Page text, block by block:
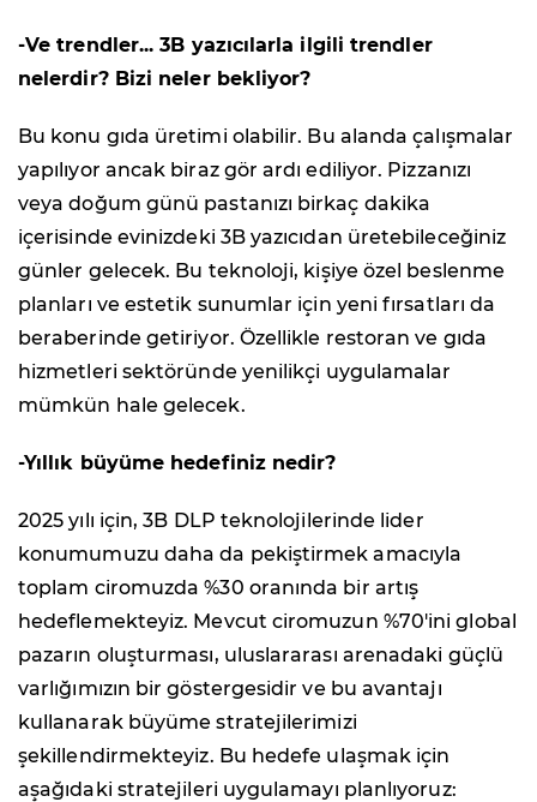
-Ve trendler... 3B yazıcılarla ilgili trendler
nelerdir? Bizi neler bekliyor?
Bu konu gıda üretimi olabilir. Bu alanda çalışmalar
yapılıyor ancak biraz gör ardı ediliyor. Pizzanızı
veya doğum günü pastanızı birkaç dakika
içerisinde evinizdeki 3B yazıcıdan üretebileceğiniz
günler gelecek. Bu teknoloji, kişiye özel beslenme
planları ve estetik sunumlar için yeni fırsatları da
beraberinde getiriyor. Özellikle restoran ve gıda
hizmetleri sektöründe yenilikçi uygulamalar
mümkün hale gelecek.
-Yıllık büyüme hedefiniz nedir?
2025 yılı için, 3B DLP teknolojilerinde lider
konumumuzu daha da pekiştirmek amacıyla
toplam ciromuzda %30 oranında bir artış
hedeflemekteyiz. Mevcut ciromuzun %70'ini global
pazarın oluşturması, uluslararası arenadaki güçlü
varlığımızın bir göstergesidir ve bu avantajı
kullanarak büyüme stratejilerimizi
şekillendirmekteyiz. Bu hedefe ulaşmak için
aşağıdaki stratejileri uygulamayı planlıyoruz: